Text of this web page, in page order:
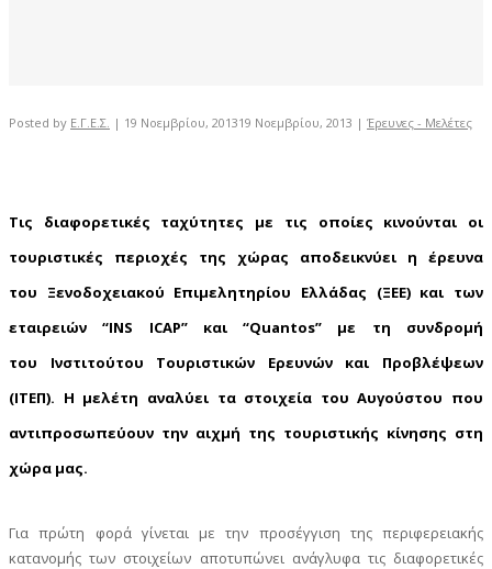
Posted by Ε.Γ.Ε.Σ. | 19 Νοεμβρίου, 201319 Νοεμβρίου, 2013 | Έρευνες - Μελέτες
Τις διαφορετικές ταχύτητες με τις οποίες κινούνται οι
τουριστικές περιοχές της χώρας αποδεικνύει η έρευνα
του Ξενοδοχειακού Επιμελητηρίου Ελλάδας (ΞΕΕ)και των
εταιρειών“INS ICAP” και “Quantos” με τη συνδρομή
του Ινστιτούτου Τουριστικών Ερευνών και Προβλέψεων
(ΙΤΕΠ). Η μελέτη αναλύει τα στοιχεία του Αυγούστου που
αντιπροσωπεύουν την αιχμή της τουριστικής κίνησης στη
χώρα μας.
Για πρώτη φορά γίνεται με την προσέγγιση της περιφερειακής
κατανομής των στοιχείων αποτυπώνει ανάγλυφα τις διαφορετικές